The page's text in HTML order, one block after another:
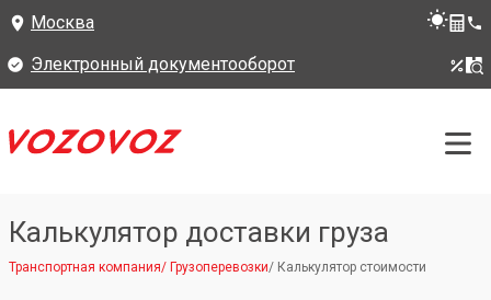
Москва
Электронный документооборот
Калькулятор доставки груза
Транспортная компания/ Грузоперевозки/ Калькулятор стоимости